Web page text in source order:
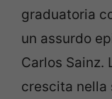
graduatoria
un assurdo
Carlos Sainz.
crescita nella